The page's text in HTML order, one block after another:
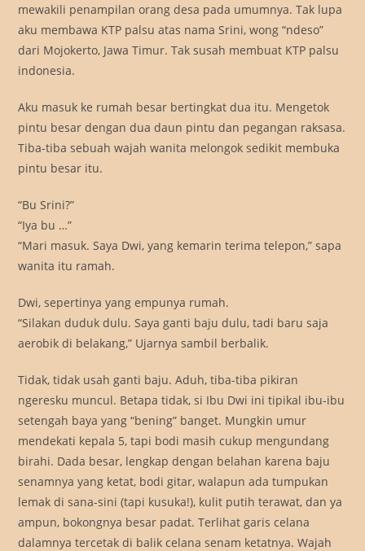
mewakili penampilan orang desa pada umumnya. Tak lupa
aku membawa KTP palsu atas nama Srini, wong “ndeso”
dari Mojokerto, Jawa Timur. Tak susah membuat KTP palsu
indonesia.
Aku masuk ke rumah besar bertingkat dua itu. Mengetok
pintu besar dengan dua daun pintu dan pegangan raksasa.
Tiba-tiba sebuah wajah wanita melongok sedikit membuka
pintu besar itu.
“Bu Srini?”
“Iya bu …”
“Mari masuk. Saya Dwi, yang kemarin terima telepon,” sapa
wanita itu ramah.
Dwi, sepertinya yang empunya rumah.
“Silakan duduk dulu. Saya ganti baju dulu, tadi baru saja
aerobik di belakang,” Ujarnya sambil berbalik.
Tidak, tidak usah ganti baju. Aduh, tiba-tiba pikiran
ngeresku muncul. Betapa tidak, si Ibu Dwi ini tipikal ibu-ibu
setengah baya yang “bening” banget. Mungkin umur
mendekati kepala 5, tapi bodi masih cukup mengundang
birahi. Dada besar, lengkap dengan belahan karena baju
senamnya yang ketat, bodi gitar, walapun ada tumpukan
lemak di sana-sini (tapi kusuka!), kulit putih terawat, dan ya
ampun, bokongnya besar padat. Terlihat garis celana
dalamnya tercetak di balik celana senam ketatnya. Wajah